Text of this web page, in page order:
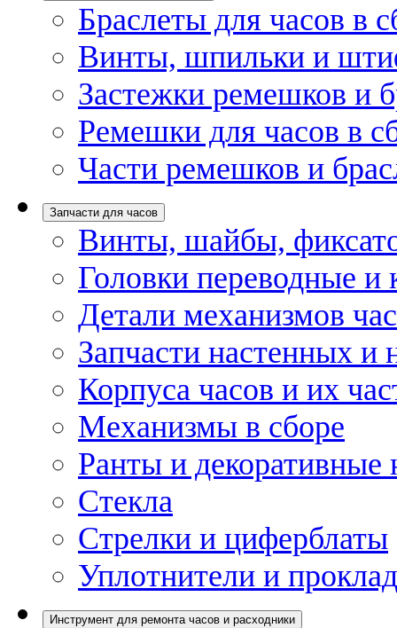
Браслеты для часов в
Винты, шпильки и
Застежки ремешков и
Ремешки для часов в
Части ремешков и
Запчасти для часов
Винты, шайбы,
Головки переводные и
Детали механизмов
Запчасти настенных и
Корпуса часов и их
Механизмы в сборе
Ранты и декоративные
Стекла
Стрелки и циферблаты
Уплотнители и
Инструмент для ремонта часов и расходники